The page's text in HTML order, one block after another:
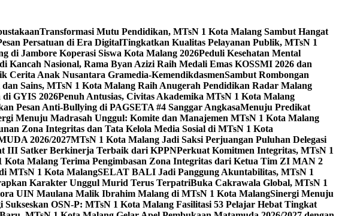
Transformasi Mutu Pendidikan, MTsN 1 Kota Malang Sambut Hangat
Persatuan di Era DigitalTingkatkan Kualitas Pelayanan Publik, MTsN 1
di Jambore Koperasi Siswa Kota Malang 2026Peduli Kesehatan Mental
Kancah Nasional, Rama Byan Azizi Raih Medali Emas KOSSMI 2026 dan
Cerita Anak Nusantara Gramedia-KemendikdasmenSambut Rombongan
Sains, MTsN 1 Kota Malang Raih Anugerah Pendidikan Radar Malang
di GYIS 2026Penuh Antusias, Civitas Akademika MTsN 1 Kota Malang
Pesan Anti-Bullying di PAGSETA #4 Sanggar AngkasaMenuju Predikat
Menuju Madrasah Unggul: Komite dan Manajemen MTsN 1 Kota Malang
Zona Integritas dan Tata Kelola Media Sosial di MTsN 1 Kota
2026/2027MTsN 1 Kota Malang Jadi Saksi Perjuangan Puluhan Delegasi
III Satker Berkinerja Terbaik dari KPPNPerkuat Komitmen Integritas, MTsN 1
Malang Terima Pengimbasan Zona Integritas dari Ketua Tim ZI MAN 2
MTsN 1 Kota MalangSELAT BALI Jadi Panggung Akuntabilitas, MTsN 1
Karakter Unggul Murid Terus TerpatriBuka Cakrawala Global, MTsN 1
UIN Maulana Malik Ibrahim Malang di MTsN 1 Kota MalangSinergi Menuju
Sukseskan OSN-P: MTsN 1 Kota Malang Fasilitasi 53 Pelajar Hebat Tingkat